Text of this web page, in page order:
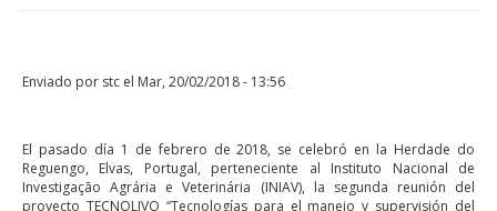
Documentos
Gestión de Proyectos
Enlaces
Enviado por stc el Mar, 20/02/2018 - 13:56
El pasado día 1 de febrero de 2018, se celebró en la Herdade do
Reguengo, Elvas, Portugal, perteneciente al Instituto Nacional de
Investigação Agrária e Veterinária (INIAV), la segunda reunión del
proyecto TECNOLIVO “Tecnologías para el manejo y supervisión del